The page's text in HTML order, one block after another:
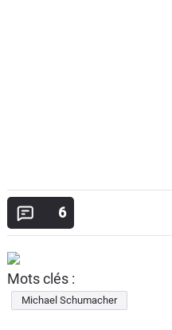
6
Mots clés :
Michael Schumacher